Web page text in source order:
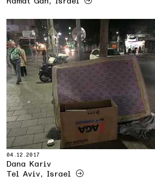
04.12.2017
Dana Kariv
Tel Aviv, Israel